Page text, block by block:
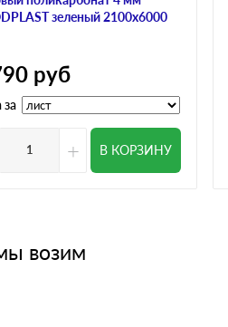
зеленый 2100х6000
руб
за
+ В КОРЗИНУ
возим